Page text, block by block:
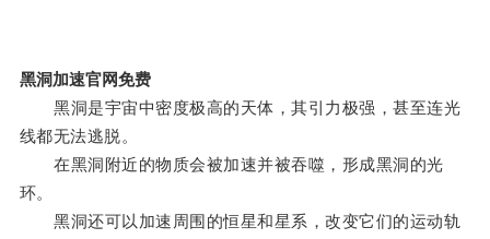
黑洞加速官网免费
黑洞是宇宙中密度极高的天体，其引力极强，甚至连光
线都无法逃脱。
在黑洞附近的物质会被加速并被吞噬，形成黑洞的光
环。
黑洞还可以加速周围的恒星和星系，改变它们的运动轨